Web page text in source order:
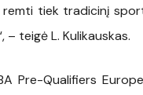
remti tiek tradicinį
– teigė L. Kulikauskas.
Pre-Qualifiers